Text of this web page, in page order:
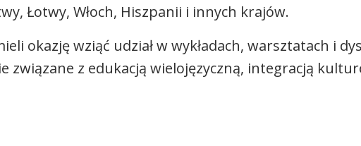
Łotwy, Włoch, Hiszpanii i innych krajów.
okazję wziąć udział w wykładach, warsztatach i
związane z edukacją wielojęzyczną, integracją